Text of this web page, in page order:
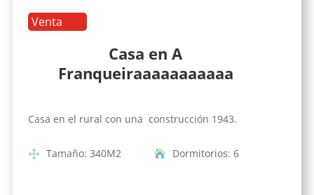
Venta
Casa en A
Franqueiraaaaaaaaaaa
Casa en el rural con una construcción 1943.
Tamaño: 340M2 Dormitorios: 6